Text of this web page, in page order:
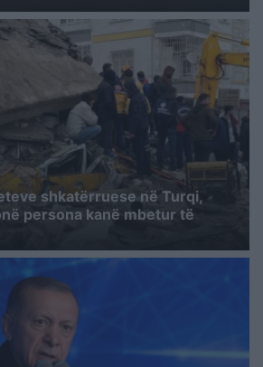
shkatërruese në Turqi,
persona kanë mbetur të